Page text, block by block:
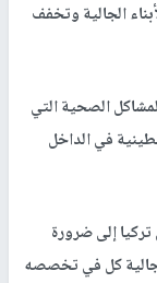
الجالية وتخفف
الصحية التي
في الداخل
إلى ضرورة
كل في تخصصه